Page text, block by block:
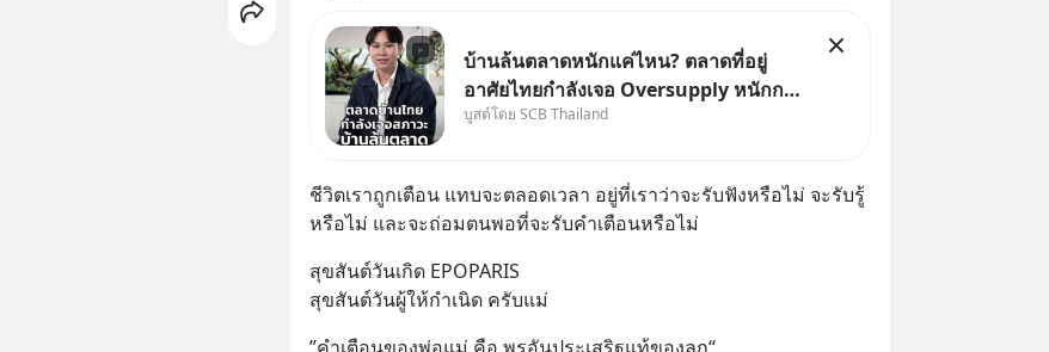
บ้านล้นตลาดหนักแค่ไหน? ตลาดที่อยู่
อาศัยไทยกำลังเจอ Oversupply หนักกว่า
ที่คิด และปัญหานี้อาจไม่ได้จบแค่เรื่อง
ตลาด #เศรษฐกิจไทย #EICAround
#SCBThailand สามารถดูคลิปท
บูสต์โดย SCB Thailand
ชีวิตเราถูกเตือน แทบจะตลอดเวลา อยู่ที่เราว่าจะรับฟังหรือไม่ จะรับรู้
หรือไม่ และจะถ่อมตนพอที่จะรับคำเตือนหรือไม่
สุขสันต์วันเกิด EPOPARIS
สุขสันต์วันผู้ให้กำเนิด ครับแม่